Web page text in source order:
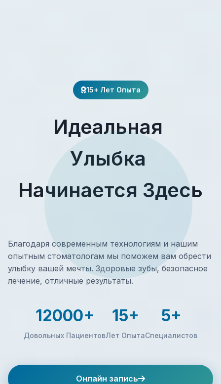
15+ Лет Опыта
Идеальная
Улыбка
Начинается Здесь
Благодаря современным технологиям и нашим
опытным стоматологам мы поможем вам обрести
улыбку вашей мечты. Здоровые зубы, безопасное
лечение, отличные результаты.
12000+
Довольных Пациентов
15+
Лет Опыта
5+
Специалистов
Онлайн запись